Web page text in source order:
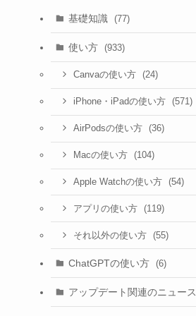
基礎知識 (77)
使い方 (933)
Canvaの使い方 (24)
iPhone・iPadの使い方 (571)
AirPodsの使い方 (36)
Macの使い方 (104)
Apple Watchの使い方 (54)
アプリの使い方 (119)
それ以外の使い方 (55)
ChatGPTの使い方 (6)
アップデート関連のニュース